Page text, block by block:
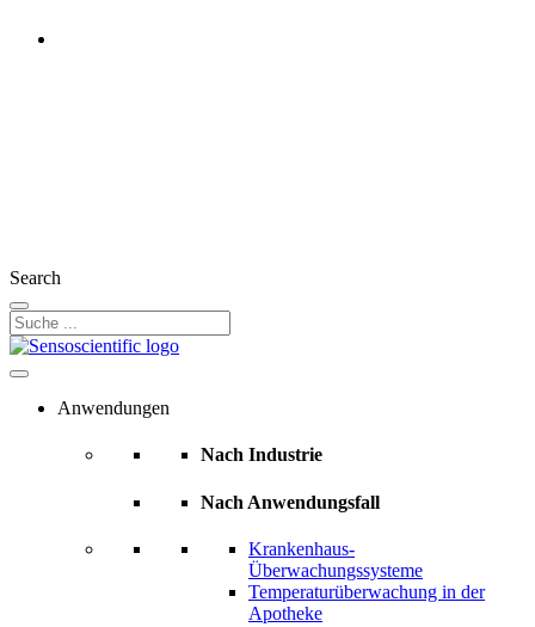
Search
Anwendungen
Nach Industrie
Nach Anwendungsfall
Krankenhaus-
Überwachungssysteme
Temperaturüberwachung in der
Apotheke